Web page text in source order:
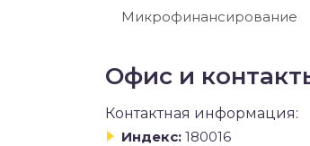
Микрофинансирование
Офис и
Контактная информация:
Индекс: 180016